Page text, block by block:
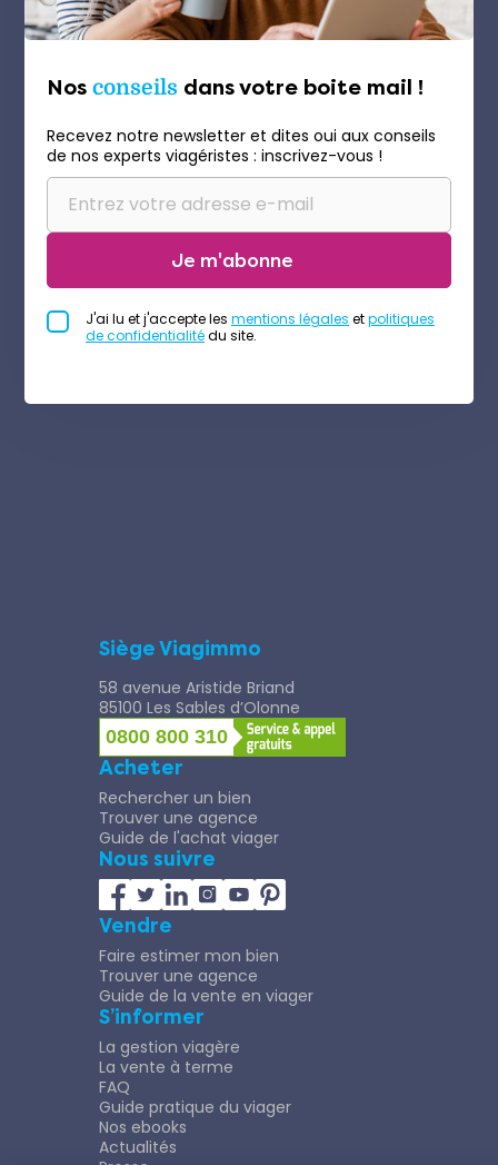
Nos conseils dans votre boite mail !
Recevez notre newsletter et dites oui aux conseils
de nos experts viagéristes : inscrivez-vous !
Je m'abonne
J'ai lu et j'accepte les mentions légales etpolitiques
de confidentialitédu site.
Siège Viagimmo
58 avenue Aristide Briand
85100 Les Sables d’Olonne
0800 800 310
Acheter
Rechercher un bien
Trouver une agence
Guide de l'achat viager
Nous suivre
Vendre
Faire estimer mon bien
Trouver une agence
Guide de la vente en viager
S’informer
La gestion viagère
La vente à terme
FAQ
Guide pratique du viager
Nos ebooks
Actualités